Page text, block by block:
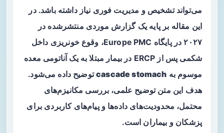
می‌تواند تشخیص و مدیریت فوری نیاز داشته باشد. در
این مقاله بر پایه یک گزارش موردی منتشرشده در
۲۰۲۷ در پایگاه Europe PMC، وقوع خونریزی داخل
شکمی پس از ERCP در بیمار مبتلا به یک آناتومی معده
موسوم به cascade stomachتوضیح داده می‌شود.
هدف این متن توضیح علمی، بررسی مکانیزم‌های
محتمل، محدودیت‌های داده‌ها و پیام‌های کاربردی برای
پزشکان و بیماران است.